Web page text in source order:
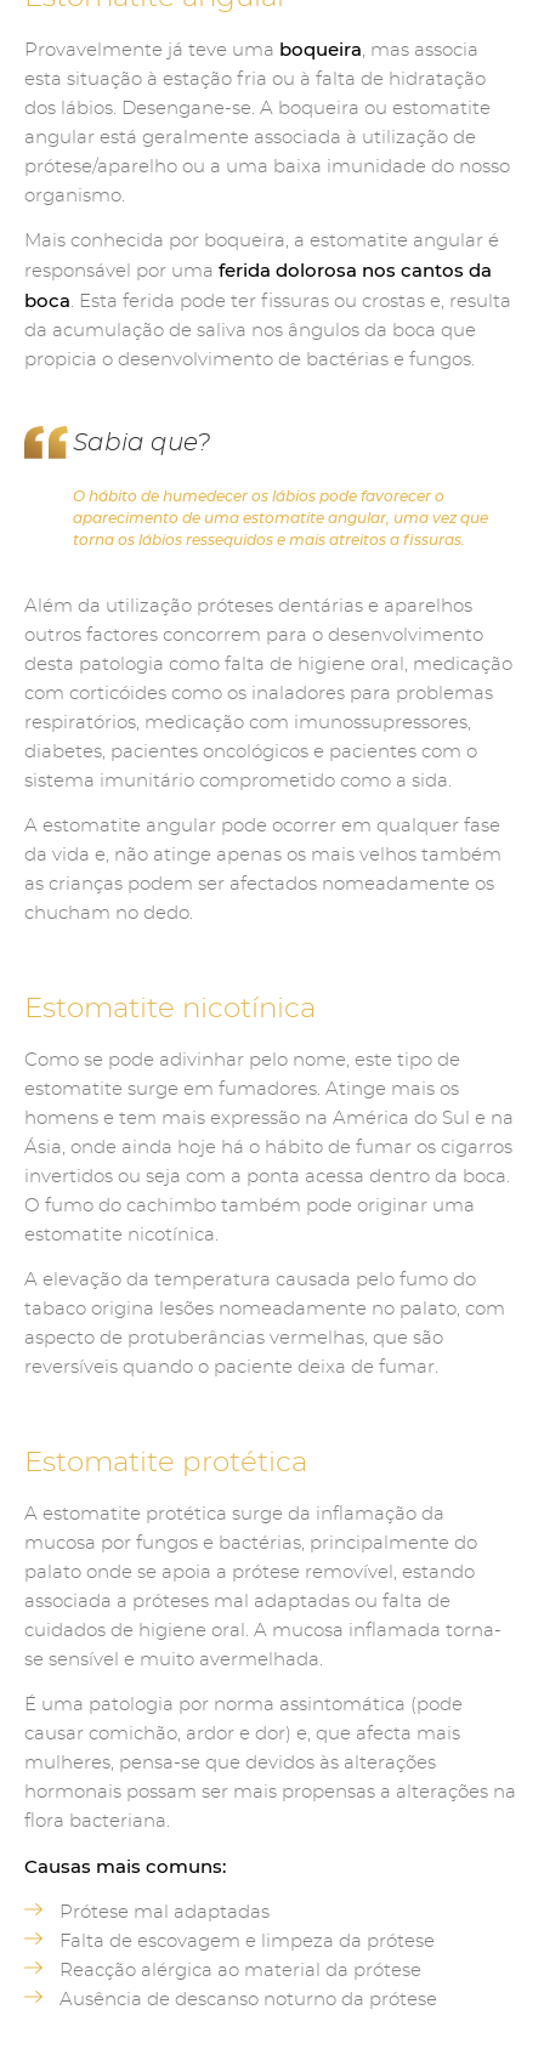
Provavelmente já teve uma boqueira, mas associa
esta situação à estação fria ou à falta de hidratação
dos lábios. Desengane-se. A boqueira ou estomatite
angular está geralmente associada à utilização de
prótese/aparelho ou a uma baixa imunidade do nosso
organismo.
Mais conhecida por boqueira, a estomatite angular é
responsável por uma ferida dolorosa nos cantos da
boca. Esta ferida pode ter fissuras ou crostas e, resulta
da acumulação de saliva nos ângulos da boca que
propicia o desenvolvimento de bactérias e fungos.
Sabia que?
O hábito de humedecer os lábios pode favorecer o
aparecimento de uma estomatite angular, uma vez que
torna os lábios ressequidos e mais atreitos a fissuras.
Além da utilização próteses dentárias e aparelhos
outros factores concorrem para o desenvolvimento
desta patologia como falta de higiene oral, medicação
com corticóides como os inaladores para problemas
respiratórios, medicação com imunossupressores,
diabetes, pacientes oncológicos e pacientes com o
sistema imunitário comprometido como a sida.
A estomatite angular pode ocorrer em qualquer fase
da vida e, não atinge apenas os mais velhos também
as crianças podem ser afectados nomeadamente os
chucham no dedo.
Estomatite nicotínica
Como se pode adivinhar pelo nome, este tipo de
estomatite surge em fumadores. Atinge mais os
homens e tem mais expressão na América do Sul e na
Ásia, onde ainda hoje há o hábito de fumar os cigarros
invertidos ou seja com a ponta acessa dentro da boca.
O fumo do cachimbo também pode originar uma
estomatite nicotínica.
A elevação da temperatura causada pelo fumo do
tabaco origina lesões nomeadamente no palato, com
aspecto de protuberâncias vermelhas, que são
reversíveis quando o paciente deixa de fumar.
Estomatite protética
A estomatite protética surge da inflamação da
mucosa por fungos e bactérias, principalmente do
palato onde se apoia a prótese removível, estando
associada a próteses mal adaptadas ou falta de
cuidados de higiene oral. A mucosa inflamada torna-
se sensível e muito avermelhada.
É uma patologia por norma assintomática (pode
causar comichão, ardor e dor) e, que afecta mais
mulheres, pensa-se que devidos às alterações
hormonais possam ser mais propensas a alterações na
flora bacteriana.
Causas mais comuns:
Prótese mal adaptadas
Falta de escovagem e limpeza da prótese
Reacção alérgica ao material da prótese
Ausência de descanso noturno da prótese